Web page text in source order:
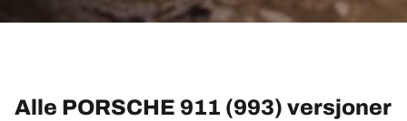
Alle PORSCHE 911 (993) versjoner